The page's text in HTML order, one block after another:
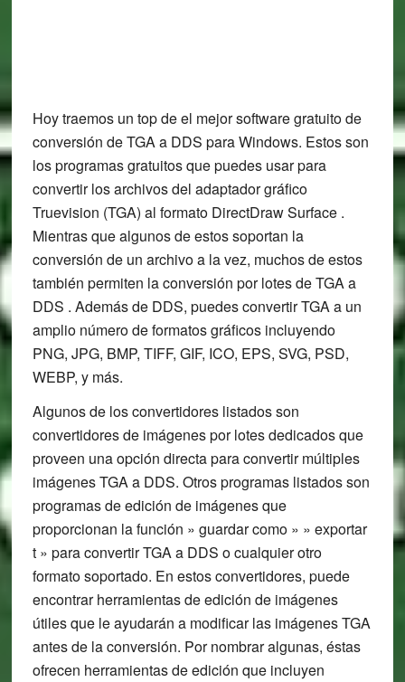
Hoy traemos un top de el mejor software gratuito de
conversión de TGA a DDS para Windows. Estos son
los programas gratuitos que puedes usar para
convertir los archivos del adaptador gráfico
Truevision (TGA) al formato DirectDraw Surface .
Mientras que algunos de estos soportan la
conversión de un archivo a la vez, muchos de estos
también permiten la conversión por lotes de TGA a
DDS . Además de DDS, puedes convertir TGA a un
amplio número de formatos gráficos incluyendo
PNG, JPG, BMP, TIFF, GIF, ICO, EPS, SVG, PSD,
WEBP, y más.
Algunos de los convertidores listados son
convertidores de imágenes por lotes dedicados que
proveen una opción directa para convertir múltiples
imágenes TGA a DDS. Otros programas listados son
programas de edición de imágenes que
proporcionan la función » guardar como » » exportar
t » para convertir TGA a DDS o cualquier otro
formato soportado. En estos convertidores, puede
encontrar herramientas de edición de imágenes
útiles que le ayudarán a modificar las imágenes TGA
antes de la conversión. Por nombrar algunas, éstas
ofrecen herramientas de edición que incluyen